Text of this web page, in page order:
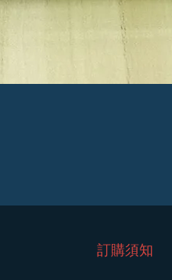
訂購須知